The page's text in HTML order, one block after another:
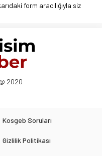
form aracılığıyla siz
2020
Kosgeb Soruları
Gizlilik Politikası